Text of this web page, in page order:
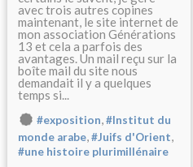
avec trois autres copines
maintenant, le site internet de
mon association Générations
13 et cela a parfois des
avantages. Un mail reçu sur la
boîte mail du site nous
demandait il y a quelques
temps si...
#exposition,#Institut du
monde arabe,#Juifs d'Orient,
#une histoire plurimillénaire